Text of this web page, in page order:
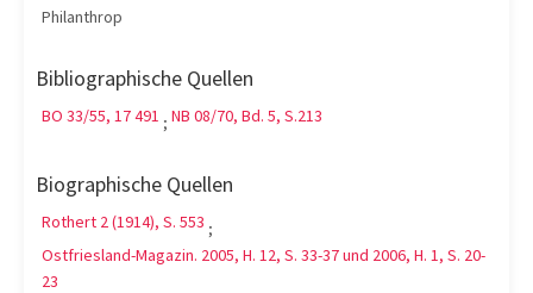
Philanthrop
Bibliographische Quellen
BO 33/55, 17 491 ; NB 08/70, Bd. 5, S.213
Biographische Quellen
Rothert 2 (1914), S. 553 ;
Ostfriesland-Magazin. 2005, H. 12, S. 33-37 und 2006, H. 1, S. 20-
23